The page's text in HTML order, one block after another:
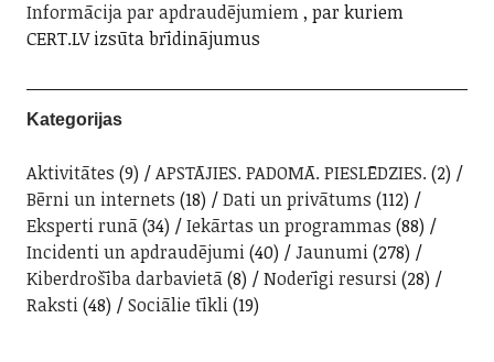
Informācija par apdraudējumiem, par kuriem
CERT.LV izsūta brīdinājumus
Kategorijas
Aktivitātes (9) APSTĀJIES. PADOMĀ. PIESLĒDZIES. (2)
Bērni un internets (18) Dati un privātums (112)
Eksperti runā(34) Iekārtas un programmas (88)
Incidenti un apdraudējumi(40) Jaunumi(278)
Kiberdrošība darbavietā(8) Noderīgi resursi(28)
Raksti(48) Sociālie tīkli(19)